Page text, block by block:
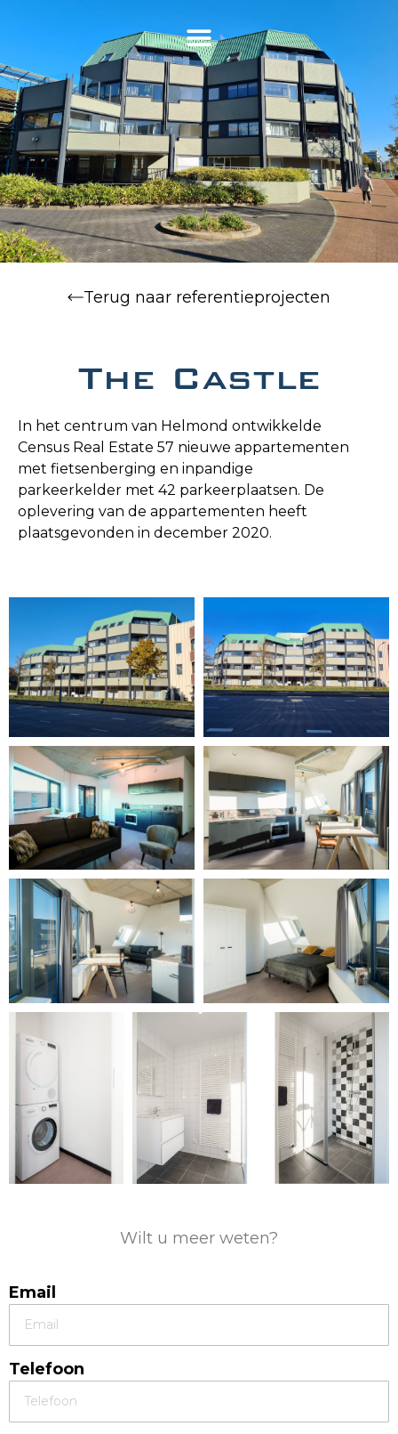
Terug naar referentieprojecten
The Castle
In het centrum van Helmond ontwikkelde
Census Real Estate 57 nieuwe appartementen
met fietsenberging en inpandige
parkeerkelder met 42 parkeerplaatsen. De
oplevering van de appartementen heeft
plaatsgevonden in december 2020.
Wilt u meer weten?
Email
Telefoon